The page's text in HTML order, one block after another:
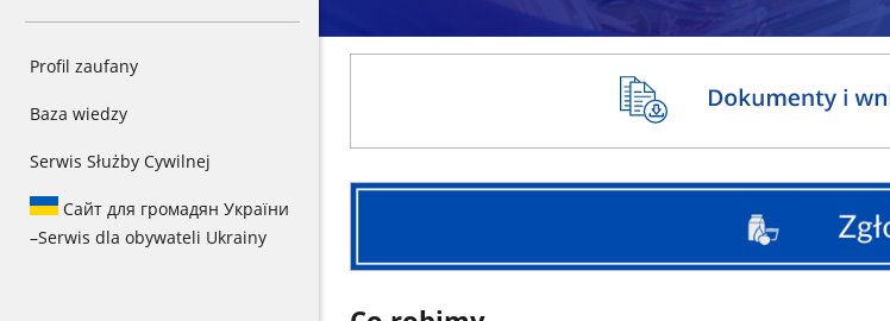
Profil zaufany
Baza wiedzy
Serwis Służby Cywilnej
Сайт для громадян України
–Serwis dla obywateli Ukrainy
Zgłoś